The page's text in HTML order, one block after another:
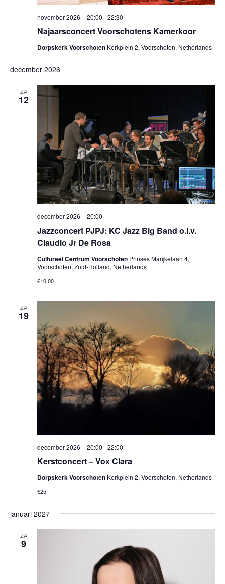
Najaarsconcert Voorschotens Kamerkoor
november 2026 – 20:00 -22:30
Dorpskerk Voorschoten Kerkplein 2, Voorschoten, Netherlands
december 2026
ZA
12
Jazzconcert PJPJ: KC Jazz Big Band o.l.v.
Claudio Jr De Rosa
december 2026 – 20:00
Cultureel Centrum Voorschoten Prinses Marijkelaan 4,
Voorschoten, Zuid-Holland, Netherlands
€10,00
ZA
19
Kerstconcert – Vox Clara
december 2026 – 20:00 -22:00
Dorpskerk Voorschoten Kerkplein 2, Voorschoten, Netherlands
€25
januari 2027
ZA
9